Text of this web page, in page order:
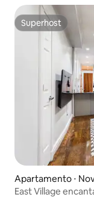
Superhost
Superhost
Apartamento ⋅
East Village